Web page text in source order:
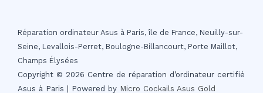
Réparation ordinateur Asus à Paris, île de France, Neuilly-sur-
Seine, Levallois-Perret, Boulogne-Billancourt, Porte Maillot,
Champs Élysées
Copyright © 2026 Centre de réparation d’ordinateur certifié
Asus à Paris | Powered by Micro Cockails Asus Gold